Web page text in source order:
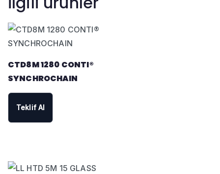
CTD8M 1280 CONTI®
SYNCHROCHAIN
Teklif Al